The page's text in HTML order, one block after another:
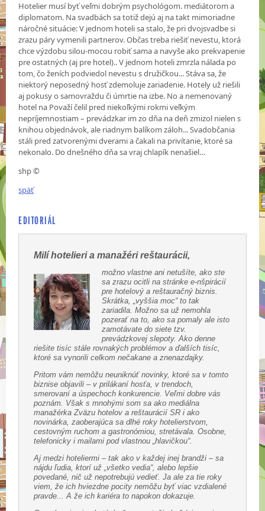
Hotelier musí byť veľmi dobrým psychológom. mediátorom a
diplomatom. Na svadbách sa totiž dejú aj na takt mimoriadne
náročné situácie: V jednom hoteli sa stalo, že pri dvojsvadbe si
zrazu páry vymenili partnerov. Občas treba riešiť nevestu, ktorá
chce výzdobu silou-mocou robiť sama a navyše ako prekvapenie
pre ostatných (aj pre hotel).. V jednom hoteli zmrzla nálada po
tom, čo ženích podviedol nevestu s družičkou... Stáva sa, že
niektorý neposedný hosť zdemoluje zariadenie. Hotely už riešili
aj pokusy o samovraždu či úmrtie na izbe. No a nemenovaný
hotel na Považí čelil pred niekoľkými rokmi veľkým
nepríjemnostiam – prevádzkar im zo dňa na deň zmizol nielen s
knihou objednávok, ale riadnym balíkom záloh... Svadobčania
stáli pred zatvorenými dverami a čakali na privítanie, ktoré sa
nekonalo. Do dnešného dňa sa vraj chlapík nenašiel…
shp ©
späť
EDITORIÁL
Milí hotelieri a manažéri reštaurácii,
možno vlastne ani netušíte, ako ste
sa zrazu ocitli na stránke e-nšpirácií
pre hotelový a reštauračný biznis.
Skrátka, „vyššia moc“ to tak
zariadila. Možno sa už nemohla
pozerať na to, ako sa pomaly ale isto
zamotávate do siete tzv.
prevádzkovej slepoty. Ako denne
riešite tisíc stále rovnakých problémov a ďalších tisíc,
ktoré sa vynorili celkom nečakane a znenazdajky.
Pritom vám nemôžu neuniknúť novinky, ktoré sa v tomto
biznise objavili – v prilákaní hosťa, v trendoch,
smerovaní a úspechoch konkurencie. Veľmi dobre vás
poznám. Však s mnohými som sa ako mediálna
manažérka Zväzu hotelov a reštaurácií SR i ako
novinárka, zaoberajúca sa dlhé roky hotelierstvom,
cestovným ruchom a gastronómiou, stretávala. Osobne,
telefonicky i mailami pod vlastnou „hlavičkou“.
Aj medzi hoteliermi – tak ako v každej inej brandži – sa
nájdu ľudia, ktorí už „všetko vedia“, alebo lepšie
povedané, nič už nepotrebujú vedieť. Ja ale za tie roky
viem, že ich hviezdne pocity nemôžu byť viac vzdialené
pravde... A že ich kariéra to napokon dokazuje.